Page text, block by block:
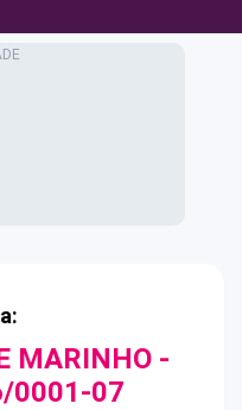
MARINHO -
0001-07